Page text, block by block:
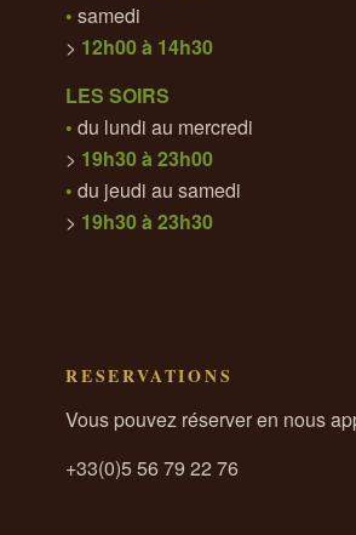
• samedi
> 12h00 à 14h30
LES SOIRS
• du lundi au mercredi
> 19h30 à 23h00
• du jeudi au samedi
> 19h30 à 23h30
RESERVATIONS
Vous pouvez réserver en nous
+33(0)5 56 79 22 76